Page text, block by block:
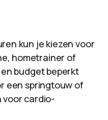
kun je kiezen voor
hometrainer of
budget beperkt
een springtouw of
voor cardio-